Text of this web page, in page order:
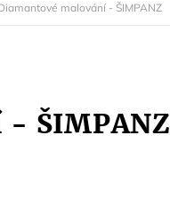
malování - ŠIMPANZ
ŠIMPANZ